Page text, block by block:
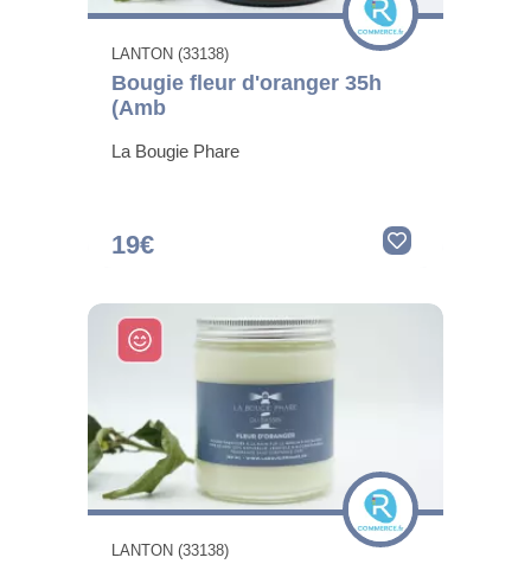
LANTON (33138)
Bougie fleur d'oranger 35h
(Amb
La Bougie Phare
19€
LANTON (33138)